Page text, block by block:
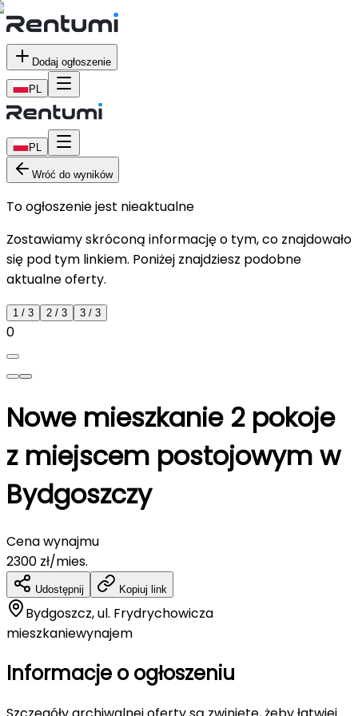
Dodaj ogłoszenie
PL
PL
Wróć do wyników
To ogłoszenie jest nieaktualne
Zostawiamy skróconą informację o tym, co znajdowało
się pod tym linkiem. Poniżej znajdziesz podobne
aktualne oferty.
1 / 3 2 / 3 3 / 3
0
Nowe mieszkanie 2 pokoje
z miejscem postojowym w
Bydgoszczy
Cena wynajmu
2300 zł/mies.
Udostępnij Kopiuj link
Bydgoszcz, ul. Frydrychowicza
mieszkaniewynajem
Informacje o ogłoszeniu